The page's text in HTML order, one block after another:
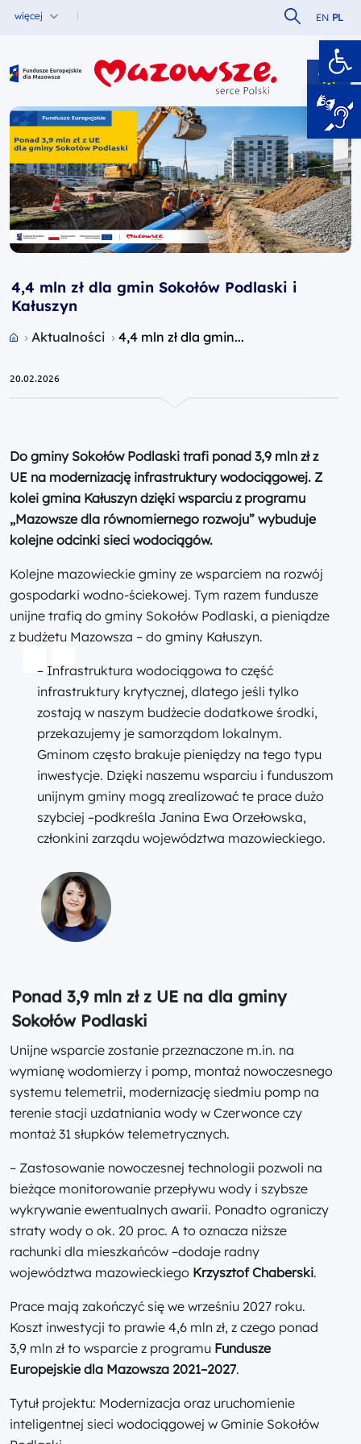
więcej Szukaj w
EN PL
Fundusze Europejskie dla Mazowsza
4,4 mln zł dla gmin Sokołów Podlaski i
Kałuszyn
Przejdź do strony głównej portalu
Aktualności 4,4 mln zł dla gmin...
20.02.2026
Do gminy Sokołów Podlaski trafi ponad 3,9 mln zł z
UE na modernizację infrastruktury wodociągowej. Z
kolei gmina Kałuszyn dzięki wsparciu z programu
„Mazowsze dla równomiernego rozwoju” wybuduje
kolejne odcinki sieci wodociągów.
Kolejne mazowieckie gminy ze wsparciem na rozwój
gospodarki wodno-ściekowej. Tym razem fundusze
unijne trafią do gminy Sokołów Podlaski, a pieniądze
z budżetu Mazowsza – do gminy Kałuszyn.
– Infrastruktura wodociągowa to część
infrastruktury krytycznej, dlatego jeśli tylko
zostają w naszym budżecie dodatkowe środki,
przekazujemy je samorządom lokalnym.
Gminom często brakuje pieniędzy na tego typu
inwestycje. Dzięki naszemu wsparciu i funduszom
unijnym gminy mogą zrealizować te prace dużo
szybciej –podkreśla Janina Ewa Orzełowska,
członkini zarządu województwa mazowieckiego.
Ponad 3,9 mln zł z UE na dla gminy
Sokołów Podlaski
Unijne wsparcie zostanie przeznaczone m.in. na
wymianę wodomierzy i pomp, montaż nowoczesnego
systemu telemetrii, modernizację siedmiu pomp na
terenie stacji uzdatniania wody w Czerwonce czy
montaż 31 słupków telemetrycznych.
– Zastosowanie nowoczesnej technologii pozwoli na
bieżące monitorowanie przepływu wody i szybsze
wykrywanie ewentualnych awarii. Ponadto ograniczy
straty wody o ok. 20 proc. A to oznacza niższe
rachunki dla mieszkańców –dodaje radny
województwa mazowieckiego Krzysztof Chaberski.
Prace mają zakończyć się we wrześniu 2027 roku.
Koszt inwestycji to prawie 4,6 mln zł, z czego ponad
3,9 mln zł to wsparcie z programu Fundusze
Europejskie dla Mazowsza 2021–2027.
Tytuł projektu: Modernizacja oraz uruchomienie
inteligentnej sieci wodociągowej w Gminie Sokołów